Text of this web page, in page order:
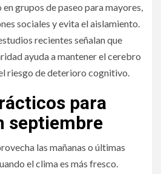
grupos de paseo para mayores,
sociales y evita el aislamiento.
recientes señalan que
ayuda a mantener el cerebro
riesgo de deterioro cognitivo.
para
septiembre
las mañanas o últimas
el clima es más fresco.